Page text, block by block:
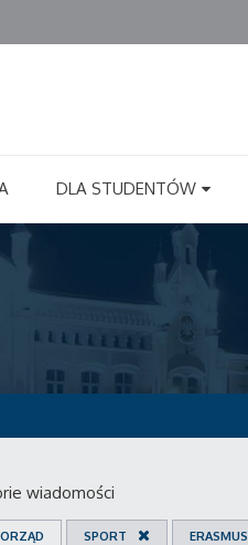
DLA STUDENTÓW
wiadomości
SPORT ERASMUS